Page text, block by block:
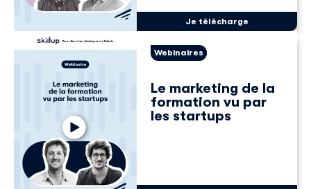
Je télécharge
Webinaires
Le marketing de la
formation vu par
les startups